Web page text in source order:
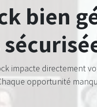
bien
impacte directement
opportunité